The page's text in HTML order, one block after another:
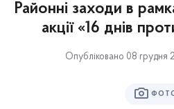
Районні заходи в
акції «16 днів
Опубліковано 08 грудня